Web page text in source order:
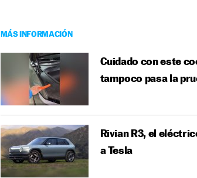
MÁS INFORMACIÓN
Cuidado con este
tampoco pasa la
Rivian R3, el
a Tesla